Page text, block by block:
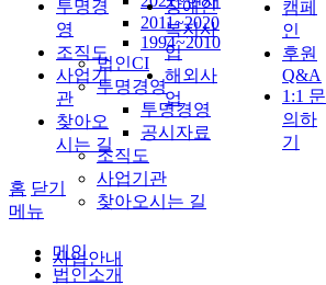
2011~2020
1994~2010
법인CI
투명경영
투명경영
공시자료
조직도
사업기관
찾아오시는 길
사업안내
투명경
영
조직도
사업기
관
찾아오
시는 길
장애인
복지사
업
해외사
업
캠페
인
후원
Q&A
1:1 문
의하
기
홈 닫기
메뉴
메인
법인소개